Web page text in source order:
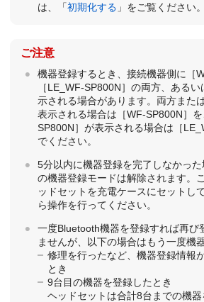
は、「初期化する 」をご覧ください。
ご注意
機器登録するとき、接続機器側に［
［LE_ WF-SP800N］の両方、ある
示される場合があります。両方また
表示される場合は［WF-SP800N］を
SP800N］が表示される場合は［LE_
でください。
5分以内に機器登録を完了しなかっ
の機器登録モードは解除されます。
ッドセットを充電ケースにセットし
ら操作を行ってください。
一度Bluetooth機器を登録すれば再び
ませんが、以下の場合はもう一度機
修理を行ったなど、機器登録情報
とき
9台目の機器を登録したとき
ヘッドセットは合計8台までの機